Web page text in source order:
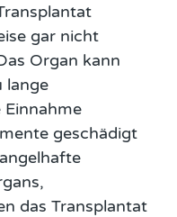
gar nicht
Organ kann
lange
Einnahme
geschädigt
das Transplantat